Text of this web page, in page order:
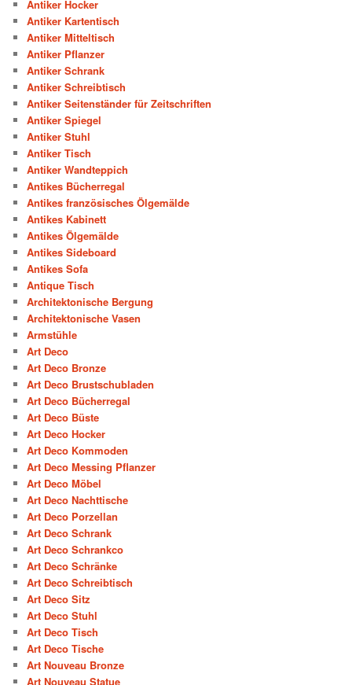
Antiker Hocker
Antiker Kartentisch
Antiker Mitteltisch
Antiker Pflanzer
Antiker Schrank
Antiker Schreibtisch
Antiker Seitenständer für Zeitschriften
Antiker Spiegel
Antiker Stuhl
Antiker Tisch
Antiker Wandteppich
Antikes Bücherregal
Antikes französisches Ölgemälde
Antikes Kabinett
Antikes Ölgemälde
Antikes Sideboard
Antikes Sofa
Antique Tisch
Architektonische Bergung
Architektonische Vasen
Armstühle
Art Deco
Art Deco Bronze
Art Deco Brustschubladen
Art Deco Bücherregal
Art Deco Büste
Art Deco Hocker
Art Deco Kommoden
Art Deco Messing Pflanzer
Art Deco Möbel
Art Deco Nachttische
Art Deco Porzellan
Art Deco Schrank
Art Deco Schrankco
Art Deco Schränke
Art Deco Schreibtisch
Art Deco Sitz
Art Deco Stuhl
Art Deco Tisch
Art Deco Tische
Art Nouveau Bronze
Art Nouveau Statue